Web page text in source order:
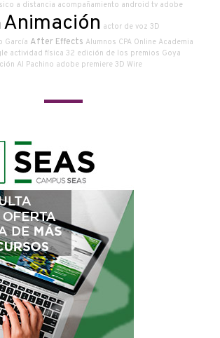
a distancia acompañamiento android tv adobe
Animación actor de voz 3D
García After Effects Alumnos CPA Online Academia
actividad física 32 edición de los premios Goya
Al Pachino adobe premiere 3D Wire